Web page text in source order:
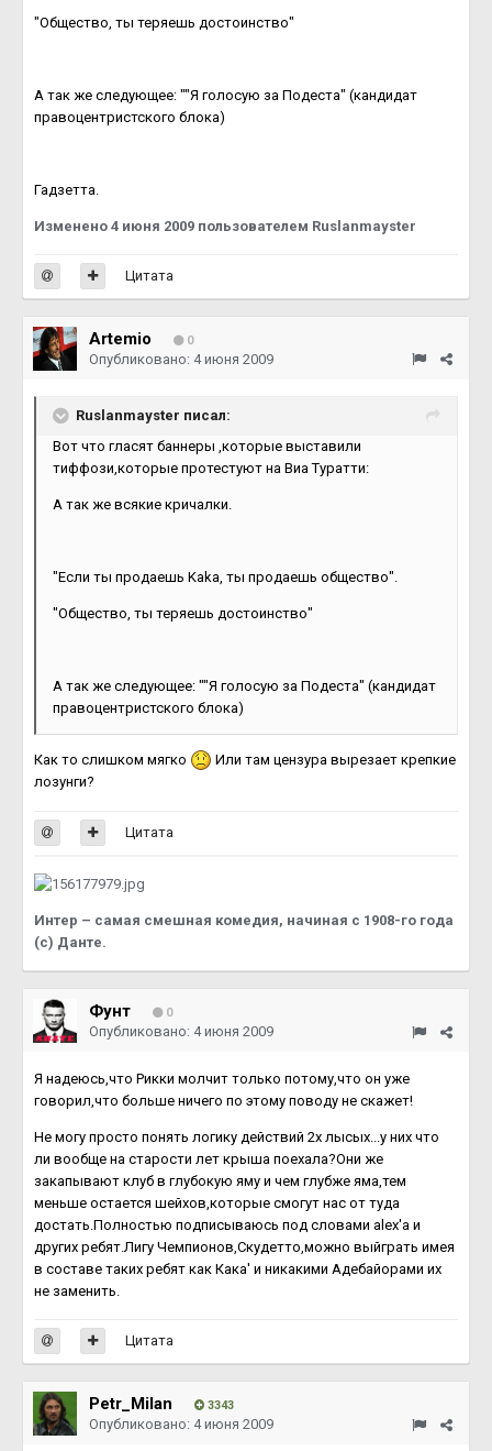
"Общество, ты теряешь достоинство"
А так же следующее: ""Я голосую за Подеста" (кандидат
правоцентристского блока)
Гадзетта.
Изменено 4 июня 2009 пользователем Ruslanmayster
Цитата
Artemio 0
Опубликовано: 4 июня 2009
Ruslanmayster писал:
Вот что гласят баннеры ,которые выставили
тиффози,которые протестуют на Виа Туратти:
А так же всякие кричалки.
"Если ты продаешь Kakа, ты продаешь общество".
"Общество, ты теряешь достоинство"
А так же следующее: ""Я голосую за Подеста" (кандидат
правоцентристского блока)
Как то слишком мягко
Или там цензура вырезает крепкие
лозунги?
Цитата
Интер – самая смешная комедия, начиная с 1908-го года
(с) Данте.
Фунт 0
Опубликовано: 4 июня 2009
Я надеюсь,что Рикки молчит только потому,что он уже
говорил,что больше ничего по этому поводу не скажет!
Не могу просто понять логику действий 2х лысых...у них что
ли вообще на старости лет крыша поехала?Они же
закапывают клуб в глубокую яму и чем глубже яма,тем
меньше остается шейхов,которые смогут нас от туда
достать.Полностью подписываюсь под словами alex'a и
других ребят.Лигу Чемпионов,Скудетто,можно выйграть имея
в составе таких ребят как Кака' и никакими Адебайорами их
не заменить.
Цитата
Petr_Milan 3343
Опубликовано: 4 июня 2009